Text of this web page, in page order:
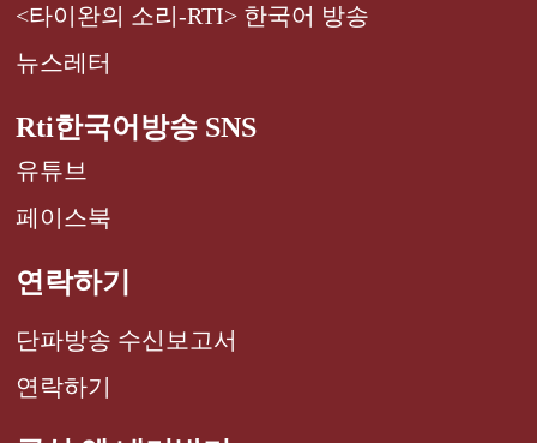
<타이완의 소리-RTI> 한국어 방송
뉴스레터
Rti한국어방송 SNS
유튜브
페이스북
연락하기
단파방송 수신보고서
연락하기